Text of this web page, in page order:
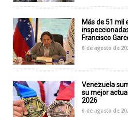
Más de 51 mil
Francisco
8 de agosto de
Venezuela
su mejor
2026
8 de agosto de